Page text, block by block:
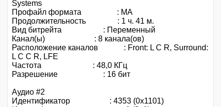
Systems
Профайл формата : MA
Продолжительность : 1 ч. 41 м.
Вид битрейта : Переменный
Канал(ы) : 8 канала(ов)
Расположение каналов : Front: L C R, Surround:
L C C R, LFE
Частота : 48,0 КГц
Разрешение : 16 бит
Аудио #2
Идентификатор : 4353 (0x1101)